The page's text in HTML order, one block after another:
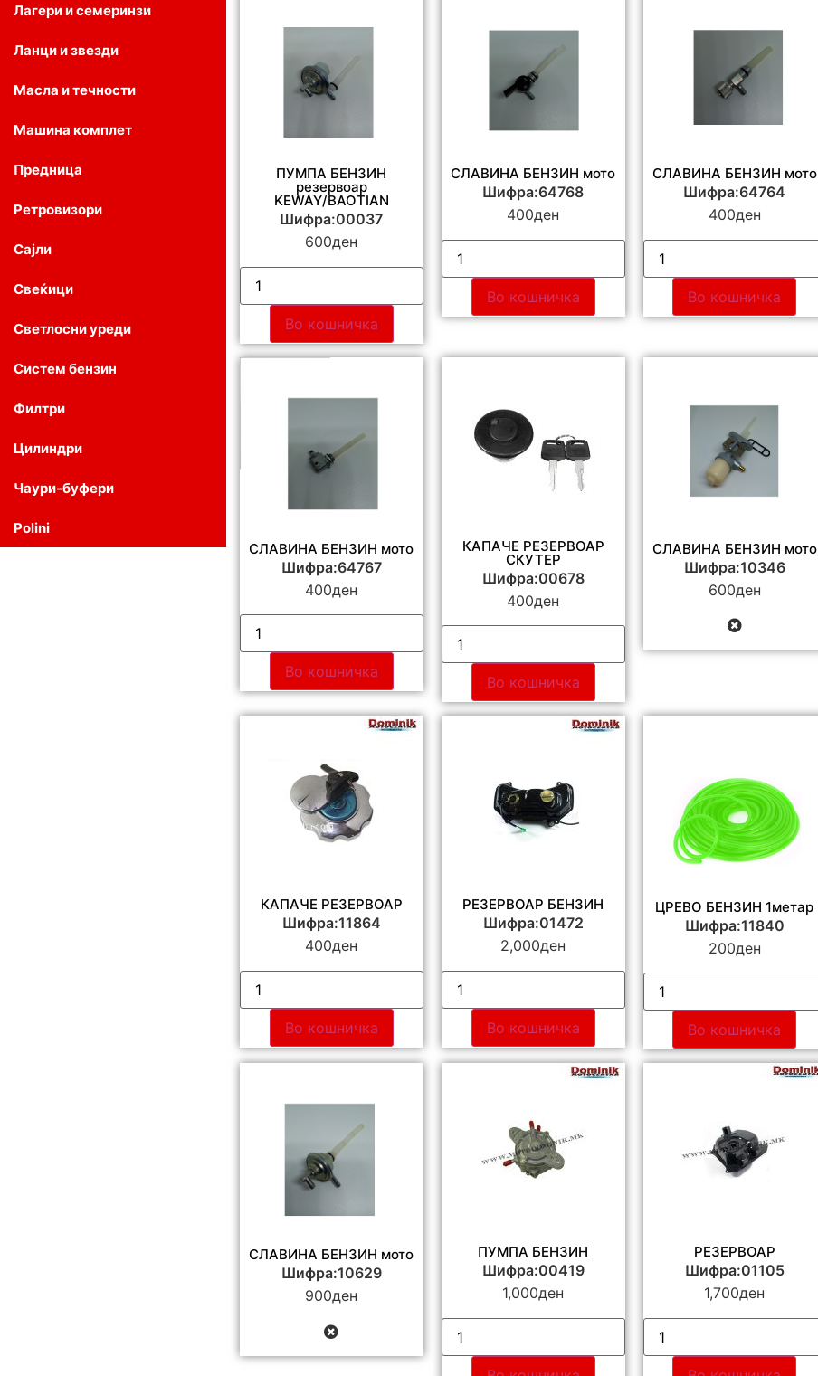
Лагери и семеринзи
Ланци и звезди
Масла и течности
Машина комплет
Предница
Ретровизори
Сајли
Свеќици
Светлосни уреди
Систем бензин
Филтри
Цилиндри
Чаури-буфери
Polini
ПУМПА БЕНЗИН
резервоар
KEWAY/BAOTIAN
Шифра:00037
600ден
Во кошничка
СЛАВИНА БЕНЗИН мото
Шифра:64768
400ден
Во кошничка
СЛАВИНА БЕНЗИН мото
Шифра:64764
400ден
Во кошничка
СЛАВИНА БЕНЗИН мото
Шифра:64767
400ден
Во кошничка
КАПАЧЕ РЕЗЕРВОАР
СКУТЕР
Шифра:00678
400ден
Во кошничка
СЛАВИНА БЕНЗИН мото
Шифра:10346
600ден
КАПАЧЕ РЕЗЕРВОАР
Шифра:11864
400ден
Во кошничка
РЕЗЕРВОАР БЕНЗИН
Шифра:01472
2,000ден
Во кошничка
ЦРЕВО БЕНЗИН 1метар
Шифра:11840
200ден
Во кошничка
СЛАВИНА БЕНЗИН мото
Шифра:10629
900ден
ПУМПА БЕНЗИН
Шифра:00419
1,000ден
РЕЗЕРВОАР
Шифра:01105
1,700ден